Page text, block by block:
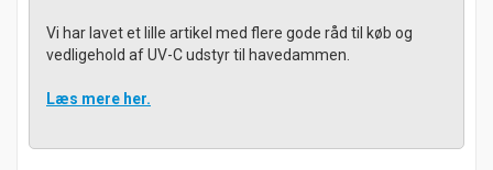
Vi har lavet et lille artikel med flere gode råd til køb og
vedligehold af UV-C udstyr til havedammen.
Læs mere her.